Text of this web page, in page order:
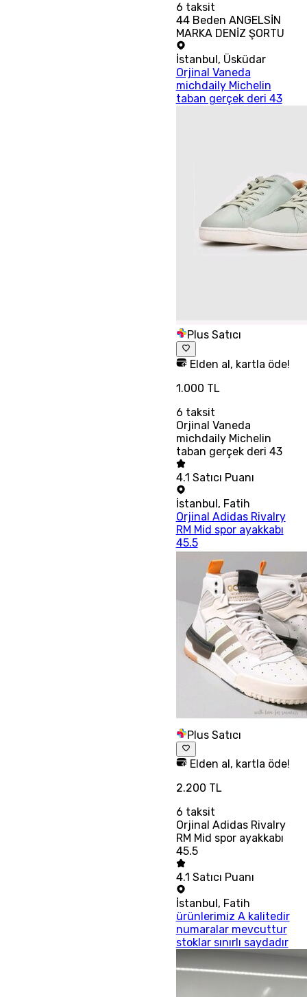
6 taksit
44 Beden ANGELSİN
MARKA DENİZ ŞORTU
İstanbul , Üsküdar
Orjinal Vaneda
michdaily Michelin
taban gerçek deri 43
Plus Satıcı
Elden al, kartla öde!
1.000 TL
6 taksit
Orjinal Vaneda
michdaily Michelin
taban gerçek deri 43
4.1 Satıcı Puanı
İstanbul, Fatih
Orjinal Adidas Rivalry
RM Mid spor ayakkabı
45.5
Plus Satıcı
Elden al, kartla öde!
2.200 TL
6 taksit
Orjinal Adidas Rivalry
RM Mid spor ayakkabı
45.5
4.1 Satıcı Puanı
İstanbul, Fatih
ürünlerimiz A kalitedir
numaralar mevcuttur
stoklar sınırlı saydadır